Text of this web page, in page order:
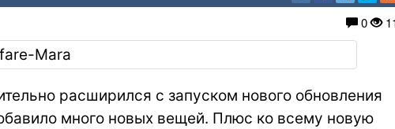
0
расширился с запуском нового обновления
много новых вещей. Плюс ко всему новую